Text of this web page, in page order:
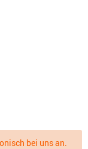
bei uns an.